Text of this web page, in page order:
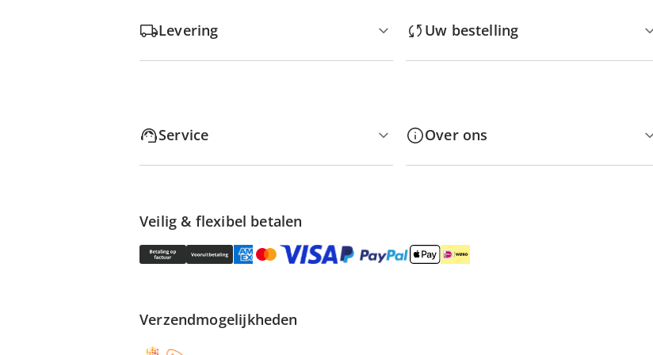
Levering Uw bestelling
Service Over ons
Veilig & flexibel betalen
Verzendmogelijkheden